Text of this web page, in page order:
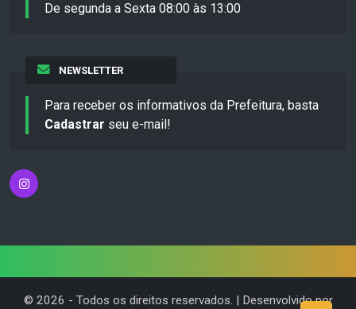
De segunda a Sexta 08:00 às 13:00
NEWSLETTER
Para receber os informativos da Prefeitura, basta
Cadastrar seu e-mail!
© 2026 - Todos os direitos reservados. | Desenvolvido por